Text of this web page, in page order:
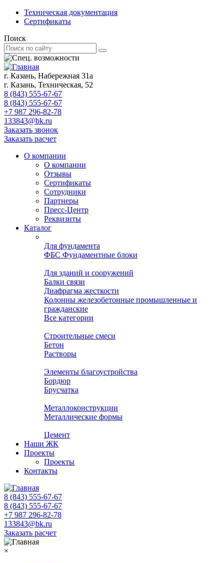
Техническая документация
Сертификаты
Поиск
г. Казань, Набережная 31а
г. Казань, Техническая, 52
8 (843) 555-67-67
8 (843) 555-67-67
+7 987 296-82-78
133843@bk.ru
Заказать звонок
Заказать расчет
О компании
О компании
Отзывы
Сертификаты
Сотрудники
Партнеры
Пресс-Центр
Реквизиты
Каталог
Для фундамента
ФБС Фундаментные блоки
Для зданий и сооружений
Балки связи
Диафрагма жесткости
Колонны железобетонные промышленные и
гражданские
Все категории
Строительные смеси
Бетон
Растворы
Элементы благоустройства
Бордюр
Брусчатка
Металлоконструкции
Металлические формы
Цемент
Наши ЖК
Проекты
Проекты
Контакты
8 (843) 555-67-67
8 (843) 555-67-67
+7 987 296-82-78
133843@bk.ru
Заказать расчет
×